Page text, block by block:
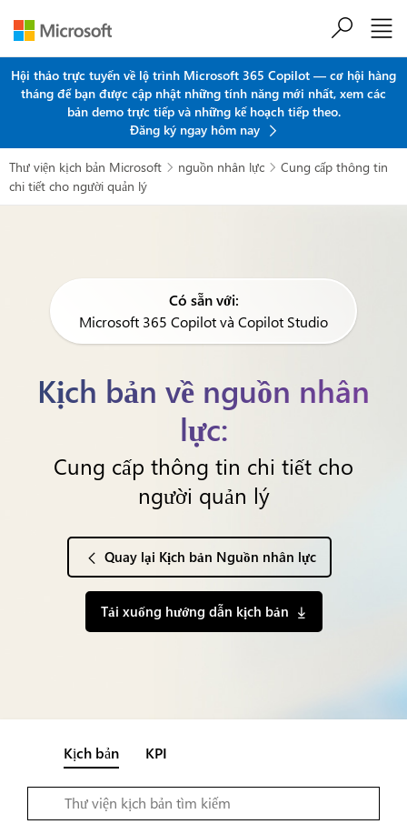
Hội thảo trực tuyến về lộ trình Microsoft 365 Copilot — cơ hội hàng
tháng để bạn được cập nhật những tính năng mới nhất, xem các
bản demo trực tiếp và những kế hoạch tiếp theo.
Đăng ký ngay hôm nay
Thư viện kịch bản Microsoft  nguồn nhân lực  Cung cấp thông tin
chi tiết cho người quản lý
Có sẵn với:
Microsoft 365 Copilot và Copilot Studio
Kịch bản về nguồn nhân
lực:
Cung cấp thông tin chi tiết cho
người quản lý
Quay lại Kịch bản Nguồn nhân lực
Tải xuống hướng dẫn kịch bản
Kịch bản KPI